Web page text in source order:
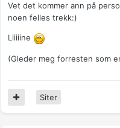
Vet det kommer ann på
noen felles trekk:)
Liiiiine
(Gleder meg forresten som
Siter